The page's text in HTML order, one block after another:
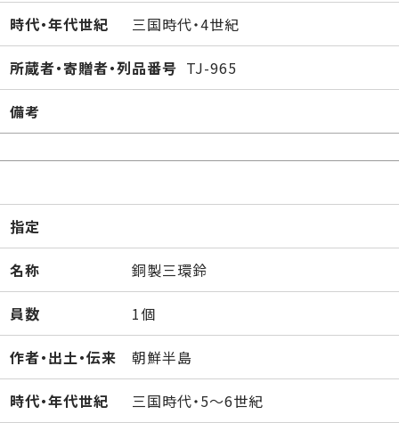
時代・年代世紀 三国時代・4世紀
所蔵者・寄贈者・列品番号 TJ-965
備考
指定
名称 銅製三環鈴
員数 1個
作者・出土・伝来 朝鮮半島
時代・年代世紀 三国時代・5～6世紀